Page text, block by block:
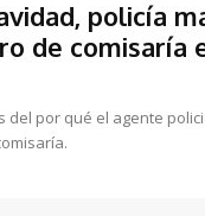
policía
de comisaría
del por qué el agente